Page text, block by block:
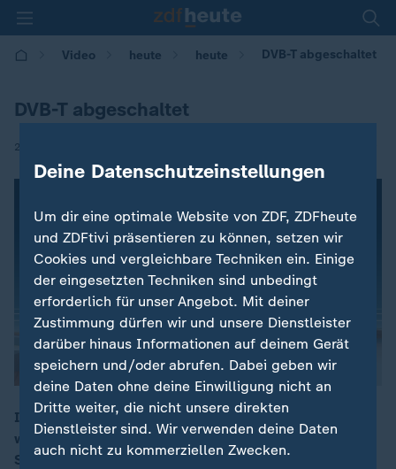
Video heute heute DVB-T abgeschaltet
DVB-T abgeschaltet
29.03.2017 | 08:52
00:05
In der Nacht ist das Antennen-Fernsehsignal DVB-T in
weiten Teilen Deutschlands abgeschaltet worden. Die
Sendeanlagen mit dem neuen DVB-T2-Standard für
Deine Datenschutzeinstellungen
Um dir eine optimale Website von ZDF, ZDFheute
und ZDFtivi präsentieren zu können, setzen wir
Cookies und vergleichbare Techniken ein. Einige
der eingesetzten Techniken sind unbedingt
erforderlich für unser Angebot. Mit deiner
Zustimmung dürfen wir und unsere Dienstleister
darüber hinaus Informationen auf deinem Gerät
speichern und/oder abrufen. Dabei geben wir
deine Daten ohne deine Einwilligung nicht an
Dritte weiter, die nicht unsere direkten
Dienstleister sind. Wir verwenden deine Daten
auch nicht zu kommerziellen Zwecken.